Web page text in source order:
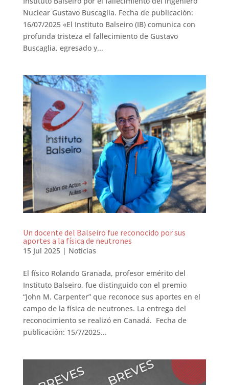
Nuclear Gustavo Buscaglia. Fecha de publicación:
16/07/2025 «El Instituto Balseiro (IB) comunica con
profunda tristeza el fallecimiento de Gustavo
Buscaglia, egresado y...
Un docente del Balseiro fue reconocido por sus
aportes a la física de neutrones
15 Jul 2025| Noticias
El físico Rolando Granada, profesor emérito del
Instituto Balseiro, fue distinguido con el premio
“John M. Carpenter” que reconoce sus aportes en el
campo de la física de neutrones. La entrega del
reconocimiento se realizó en Canadá. Fecha de
publicación: 15/7/2025...